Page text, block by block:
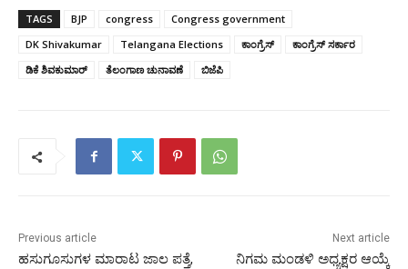
TAGS BJP congress
Congress government
DK Shivakumar
Telangana Elections ಕಾಂಗ್ರೆಸ್‌
ಕಾಂಗ್ರೆಸ್‌ ಸರ್ಕಾರ
ಡಿಕೆ ಶಿವಕುಮಾರ್‌
ತೆಲಂಗಾಣ ಚುನಾವಣೆ ಬಿಜೆಪಿ
Previous article
ಹಸುಗೂಸುಗಳ ಮಾರಾಟ ಜಾಲ ಪತ್ತೆ,
Next article
ನಿಗಮ ಮಂಡಳಿ ಅಧ್ಯಕ್ಷರ ಆಯ್ಕೆ